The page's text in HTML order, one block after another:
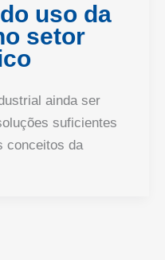
uso da
setor
ainda ser
suficientes
conceitos da